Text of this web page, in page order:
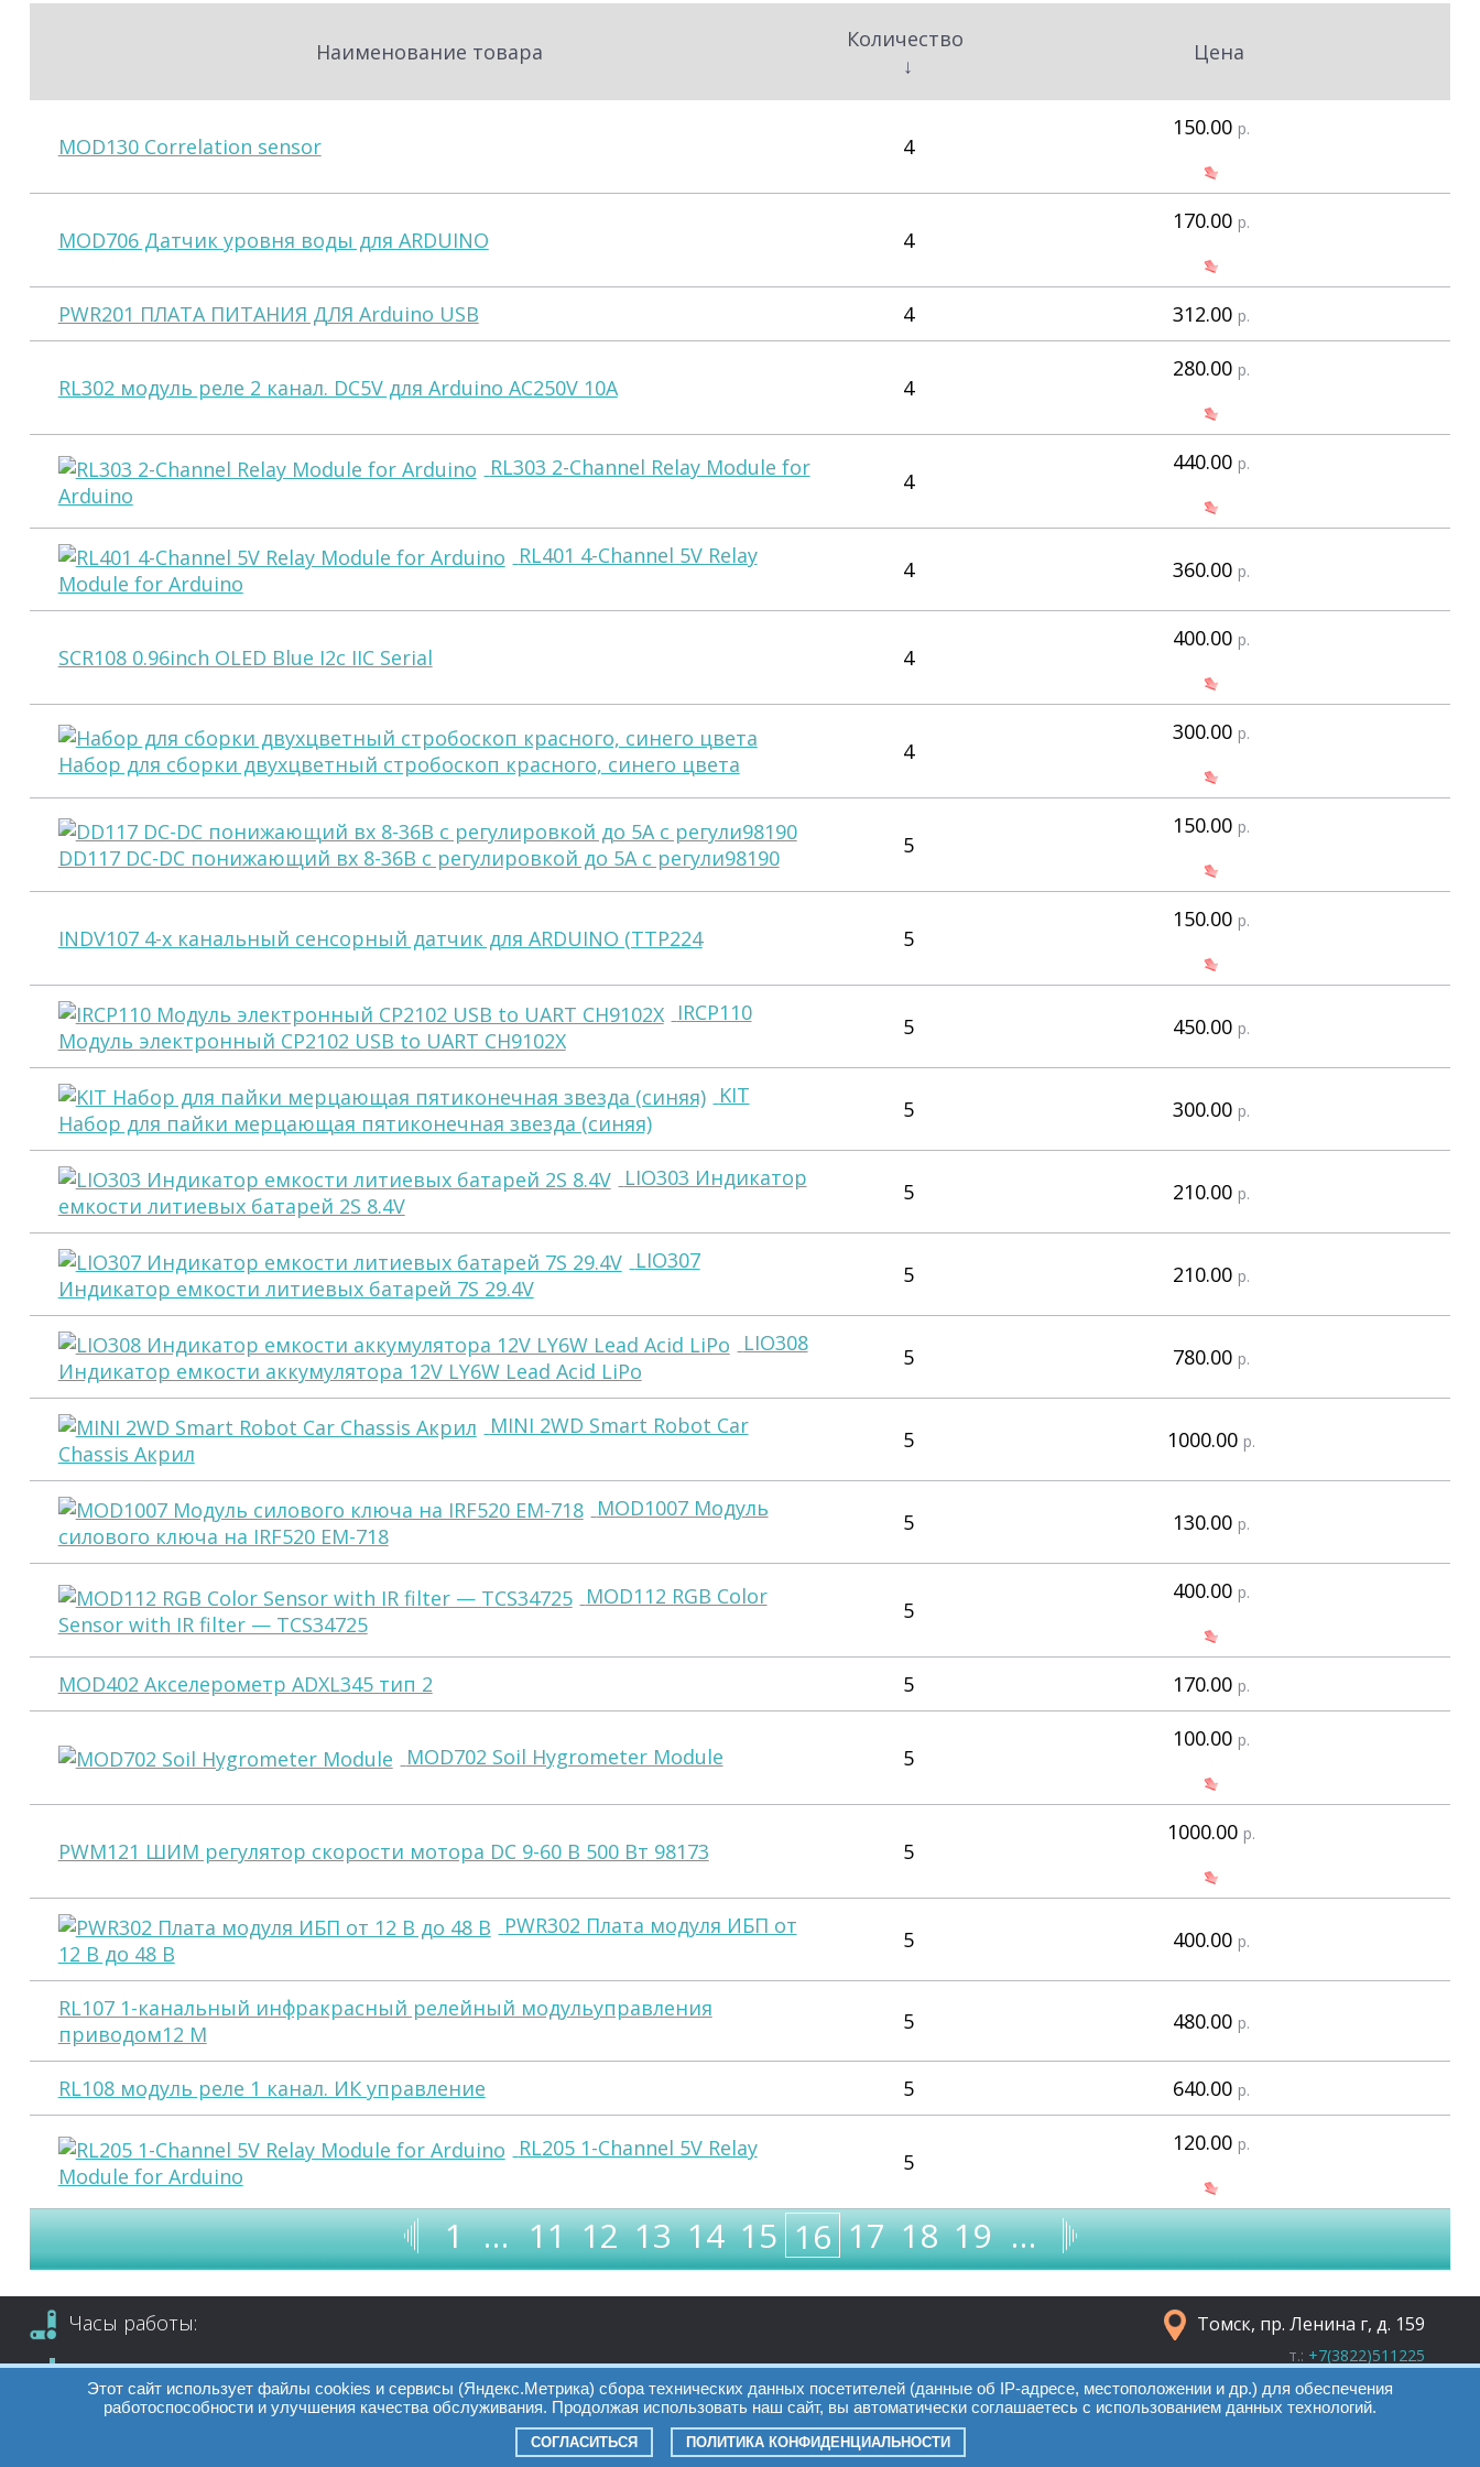
Наименование товара
Количество
↓
Цена
MOD130 Correlation sensor 4
150.00 р.
MOD706 Датчик уровня воды для ARDUINO 4
170.00 р.
PWR201 ПЛАТА ПИТАНИЯ ДЛЯ Arduino USB 4 312.00 р.
RL302 модуль реле 2 канал. DC5V для Arduino AC250V 10A 4
280.00 р.
RL303 2-Channel Relay Module for
Arduino
4
440.00 р.
RL401 4-Channel 5V Relay
Module for Arduino
4 360.00 р.
SCR108 0.96inch OLED Blue I2c IIC Serial 4
400.00 р.
Набор для сборки двухцветный стробоскоп красного, синего цвета 4
300.00 р.
DD117 DC-DC понижающий вх 8-36В с регулировкой до 5А с регули98190 5
150.00 р.
INDV107 4-х канальный сенсорный датчик для ARDUINO (TTP224 5
150.00 р.
IRCP110
Модуль электронный CP2102 USB to UART CH9102X
5 450.00 р.
KIT
Набор для пайки мерцающая пятиконечная звезда (синяя)
5 300.00 р.
LIO303 Индикатор
емкости литиевых батарей 2S 8.4V
5 210.00 р.
LIO307
Индикатор емкости литиевых батарей 7S 29.4V
5 210.00 р.
LIO308
Индикатор емкости аккумулятора 12V LY6W Lead Acid LiPo
5 780.00 р.
MINI 2WD Smart Robot Car
Chassis Акрил
5 1000.00 р.
MOD1007 Модуль
силового ключа на IRF520 EM-718
5 130.00 р.
MOD112 RGB Color
Sensor with IR filter — TCS34725
5
400.00 р.
MOD402 Акселерометр ADXL345 тип 2 5 170.00 р.
MOD702 Soil Hygrometer Module 5
100.00 р.
PWM121 ШИМ регулятор скорости мотора DC 9-60 В 500 Вт 98173 5
1000.00 р.
PWR302 Плата модуля ИБП от
12 В до 48 В
5 400.00 р.
RL107 1-канальный инфракрасный релейный модульуправления
приводом12 М
5 480.00 р.
RL108 модуль реле 1 канал. ИК управление 5 640.00 р.
RL205 1-Channel 5V Relay
Module for Arduino
5
120.00 р.
1 … 11 12 13 14 15 16 17 18 19 …
Часы работы:
09:00 - 19:00
Суб. Воскр. вых.
Томск, пр. Ленина г, д. 159
т.: +7(3822)511225
info@elcopro.ru
РазработкаOnline-Media.ru
Этот сайт использует файлы cookies и сервисы (Яндекс.Метрика) сбора технических данных посетителей (данные об IP-адресе, местоположении и др.) для обеспечения
работоспособности и улучшения качества обслуживания. Продолжая использовать наш сайт, вы автоматически соглашаетесь с использованием данных технологий.
СОГЛАСИТЬСЯ ПОЛИТИКА КОНФИДЕНЦИАЛЬНОСТИ